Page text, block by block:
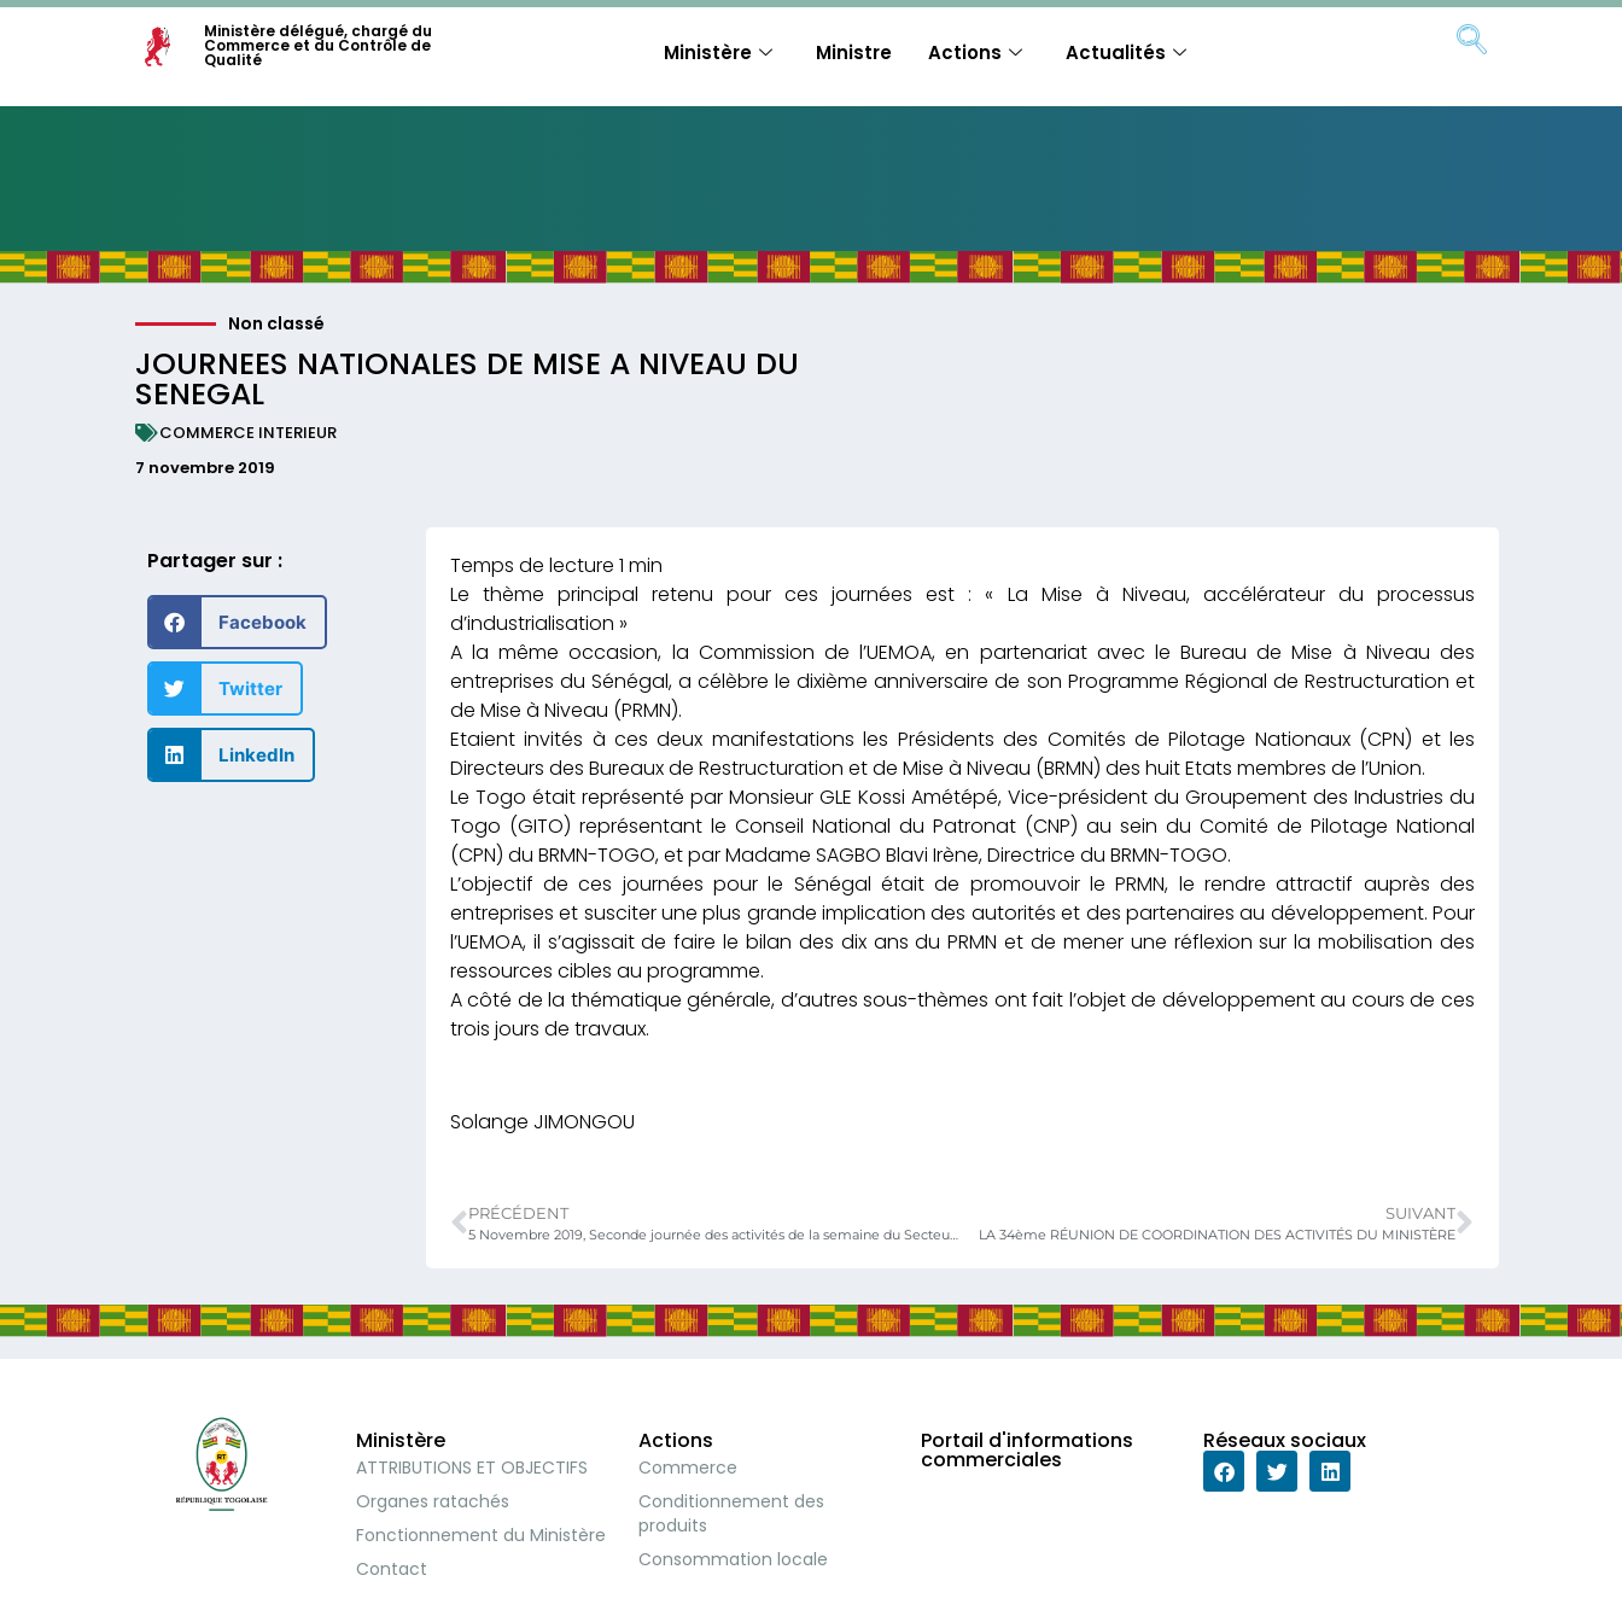
Ministère délégué, chargé du
Commerce et du Contrôle de
Qualité Ministère Ministre Actions Actualités
Non classé
JOURNEES NATIONALES DE MISE A NIVEAU DU
SENEGAL
COMMERCE INTERIEUR
7 novembre 2019
Partager sur :
Facebook
Twitter
LinkedIn
Le thème principal retenu pour ces journées est : « La Mise à Niveau, accélérateur du processus
d’industrialisation »
A la même occasion, la Commission de l’UEMOA, en partenariat avec le Bureau de Mise à Niveau des
entreprises du Sénégal, a célèbre le dixième anniversaire de son Programme Régional de Restructuration et
de Mise à Niveau (PRMN).
Etaient invités à ces deux manifestations les Présidents des Comités de Pilotage Nationaux (CPN) et les
Directeurs des Bureaux de Restructuration et de Mise à Niveau (BRMN) des huit Etats membres de l’Union.
Le Togo était représenté par Monsieur GLE Kossi Amétépé, Vice-président du Groupement des Industries du
Togo (GITO) représentant le Conseil National du Patronat (CNP) au sein du Comité de Pilotage National
(CPN) du BRMN-TOGO, et par Madame SAGBO Blavi Irène, Directrice du BRMN-TOGO.
L’objectif de ces journées pour le Sénégal était de promouvoir le PRMN, le rendre attractif auprès des
entreprises et susciter une plus grande implication des autorités et des partenaires au développement. Pour
l’UEMOA, il s’agissait de faire le bilan des dix ans du PRMN et de mener une réflexion sur la mobilisation des
ressources cibles au programme.
A côté de la thématique générale, d’autres sous-thèmes ont fait l’objet de développement au cours de ces
trois jours de travaux.
Solange JIMONGOU
PRÉCÉDENT
5 Novembre 2019, Seconde journée des activités de la semaine du Secteur Privé
SUIVANT
LA 34ème RÉUNION DE COORDINATION DES ACTIVITÉS DU MINISTÈRE
Ministère
ATTRIBUTIONS ET OBJECTIFS
Organes ratachés
Fonctionnement du Ministère
Contact
Actions
Commerce
Conditionnement des
produits
Consommation locale
Portail d'informations
commerciales
Réseaux sociaux